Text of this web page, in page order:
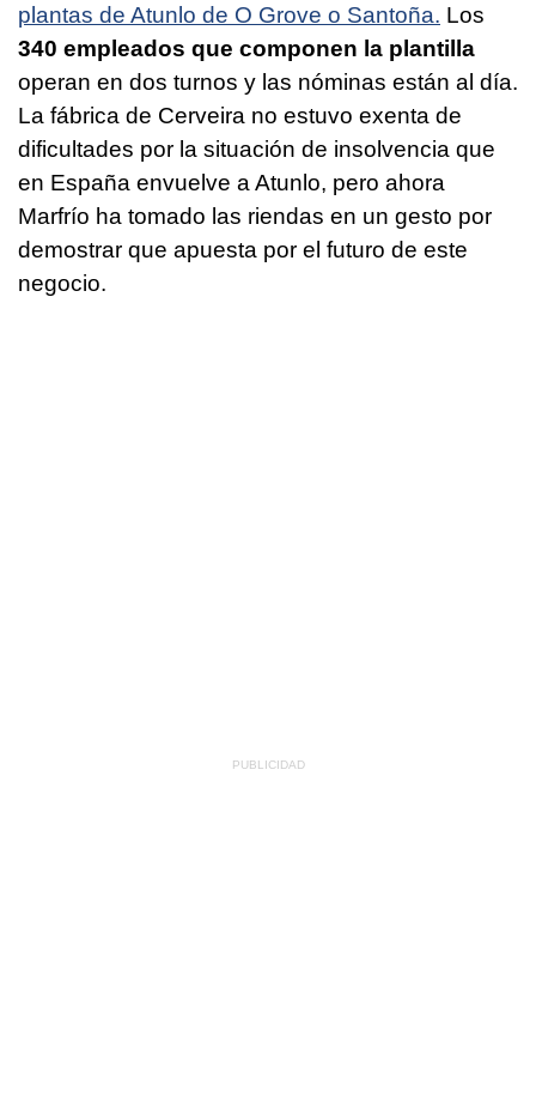
plantas de Atunlo de O Grove o Santoña. Los
340 empleados que componen la plantilla
operan en dos turnos y las nóminas están al día.
La fábrica de Cerveira no estuvo exenta de
dificultades por la situación de insolvencia que
en España envuelve a Atunlo, pero ahora
Marfrío ha tomado las riendas en un gesto por
demostrar que apuesta por el futuro de este
negocio.